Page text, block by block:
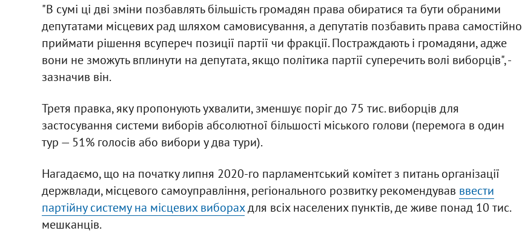
"В сумі ці дві зміни позбавлять більшість громадян права обиратися та бути обраними
депутатами місцевих рад шляхом самовисування, а депутатів позбавить права самостійно
приймати рішення всупереч позиції партії чи фракції. Постраждають і громадяни, адже
вони не зможуть вплинути на депутата, якщо політика партії суперечить волі виборців", -
зазначив він.
Третя правка, яку пропонують ухвалити, зменшує поріг до 75 тис. виборців для
застосування системи виборів абсолютної більшості міського голови (перемога в один
тур — 51% голосів або вибори у два тури).
Нагадаємо, що на початку липня 2020-го парламентський комітет з питань організації
держвлади, місцевого самоуправління, регіонального розвитку рекомендував ввести
партійну систему на місцевих виборахдля всіх населених пунктів, де живе понад 10 тис.
мешканців.